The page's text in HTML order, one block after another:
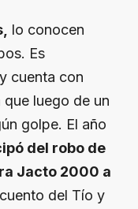
lo conocen
Es
y cuenta con
luego de un
golpe. El año
del robo de
Jacto 2000 a
del Tío y